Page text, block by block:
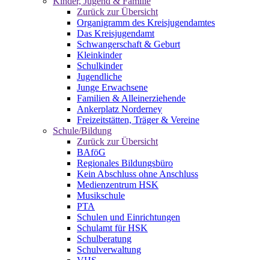
Zurück zur Übersicht
Organigramm des Kreisjugendamtes
Das Kreisjugendamt
Schwangerschaft & Geburt
Kleinkinder
Schulkinder
Jugendliche
Junge Erwachsene
Familien & Alleinerziehende
Ankerplatz Norderney
Freizeitstätten, Träger & Vereine
Schule/Bildung
Zurück zur Übersicht
BAföG
Regionales Bildungsbüro
Kein Abschluss ohne Anschluss
Medienzentrum HSK
Musikschule
PTA
Schulen und Einrichtungen
Schulamt für HSK
Schulberatung
Schulverwaltung